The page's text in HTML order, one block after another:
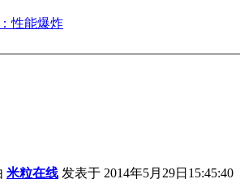
性能爆炸
米粒在线 发表于 2014年5月29日15:45:40